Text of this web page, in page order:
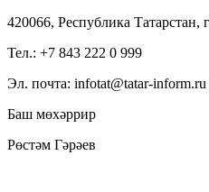
420066, Республика Татарстан,
Тел.: +7 843 222 0 999
Эл. почта: infotat@tatar-inform.ru
Баш мөхәррир
Рөстәм Гәрәев